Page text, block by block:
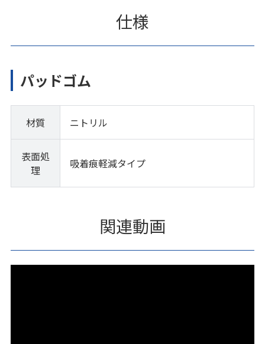
仕様
パッドゴム
材質 ニトリル
表面処
理
吸着痕軽減タイプ
関連動画